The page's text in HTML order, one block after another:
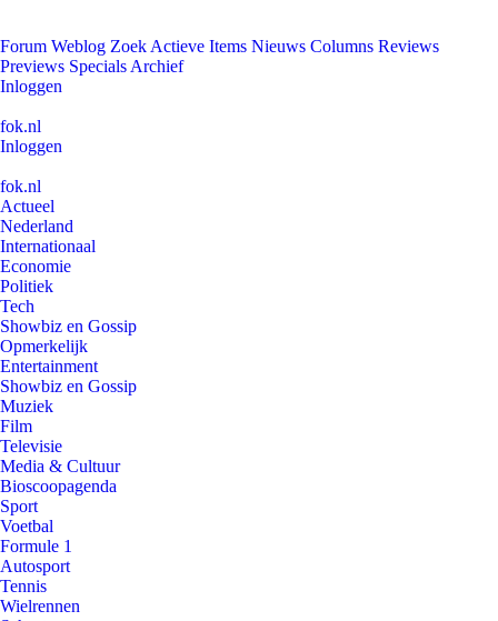
Forum Weblog Zoek Actieve Items Nieuws Columns Reviews
Previews Specials Archief
Inloggen
fok.nl
Inloggen
fok.nl
Actueel
Nederland
Internationaal
Economie
Politiek
Tech
Showbiz en Gossip
Opmerkelijk
Entertainment
Showbiz en Gossip
Muziek
Film
Televisie
Media & Cultuur
Bioscoopagenda
Sport
Voetbal
Formule 1
Autosport
Tennis
Wielrennen